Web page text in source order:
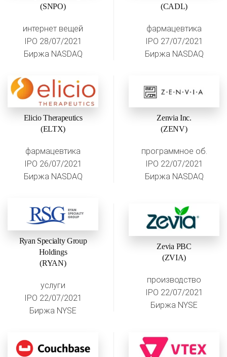
(SNPO)
интернет вещей
IPO 28/07/2021
Биржа NASDAQ
(CADL)
фармацевтика
IPO 27/07/2021
Биржа NASDAQ
Elicio Therapeutics
(ELTX)
фармацевтика
IPO 26/07/2021
Биржа NASDAQ
Zenvia Inc.
(ZENV)
программное об.
IPO 22/07/2021
Биржа NASDAQ
Ryan Specialty Group
Holdings
(RYAN)
услуги
IPO 22/07/2021
Биржа NYSE
Zevia PBC
(ZVIA)
производство
IPO 22/07/2021
Биржа NYSE